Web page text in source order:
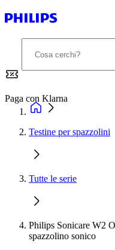
Paga con Klarna
Testine per spazzolini
Tutte le serie
Philips Sonicare W2
spazzolino sonico